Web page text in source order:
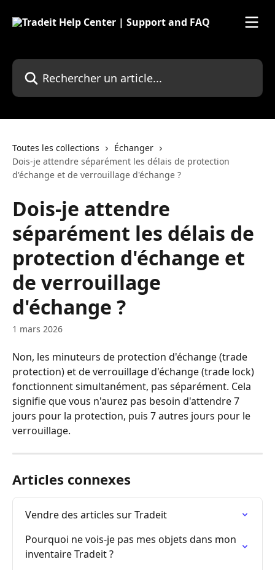
Rechercher un article...
Toutes les collections
Échanger
Dois-je attendre séparément les délais de protection
d'échange et de verrouillage d'échange ?
Dois-je attendre
séparément les délais de
protection d'échange et
de verrouillage
d'échange ?
1 mars 2026
Non, les minuteurs de protection d'échange (trade
protection) et de verrouillage d'échange (trade lock)
fonctionnent simultanément, pas séparément. Cela
signifie que vous n'aurez pas besoin d'attendre 7
jours pour la protection, puis 7 autres jours pour le
verrouillage.
Articles connexes
Vendre des articles sur Tradeit
Pourquoi ne vois-je pas mes objets dans mon
inventaire Tradeit ?